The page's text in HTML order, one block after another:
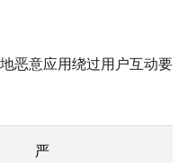
恶意应用绕过用户互动要
严